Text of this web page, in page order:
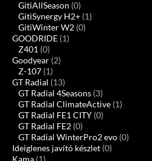
GitiAllSeason (0)
GitiSynergy H2+ (1)
GitiWinter W2 (0)
GOODRIDE (1)
Z401 (0)
Goodyear (2)
Z-107 (1)
GT Radial (13)
GT Radial 4Seasons (3)
GT Radial ClimateActive (1)
GT Radial FE1 CITY (0)
GT Radial FE2 (0)
GT Radial WinterPro2 evo (0)
Ideiglenes javító készlet (0)
Kama (1)